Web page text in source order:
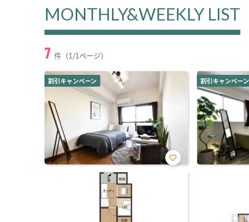
MONTHLY&WEEKLY LIST
7 件（1/1ページ）
割引キャンペーン
お気
割引キャンペーン